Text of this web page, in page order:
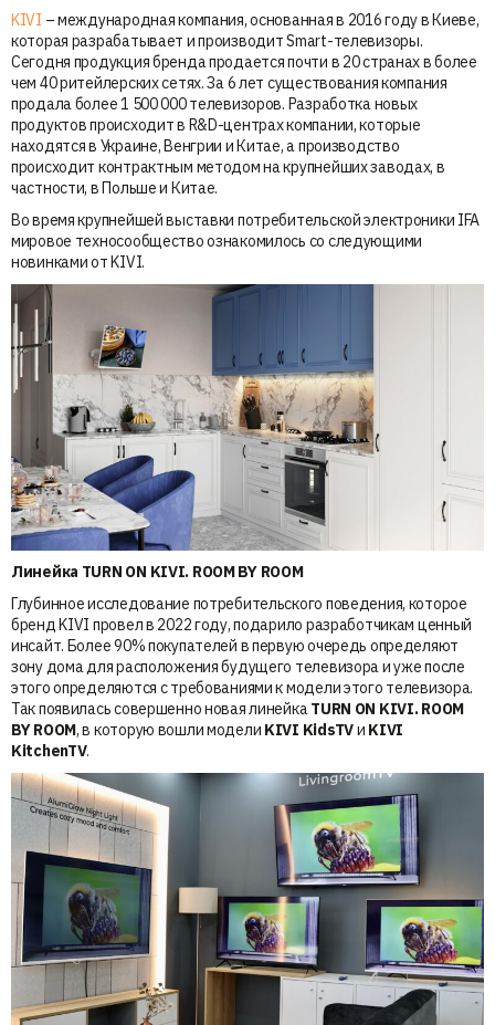
KIVI – международная компания, основанная в 2016 году в Киеве,
которая разрабатывает и производит Smart-телевизоры.
Сегодня продукция бренда продается почти в 20 странах в более
чем 40 ритейлерских сетях. За 6 лет существования компания
продала более 1 500 000 телевизоров. Разработка новых
продуктов происходит в R&D-центрах компании, которые
находятся в Украине, Венгрии и Китае, а производство
происходит контрактным методом на крупнейших заводах, в
частности, в Польше и Китае.
Во время крупнейшей выставки потребительской электроники IFA
мировое техносообщество ознакомилось со следующими
новинками от KIVI.
Линейка TURN ON KIVI. ROOM BY ROOM
Глубинное исследование потребительского поведения, которое
бренд KIVI провел в 2022 году, подарило разработчикам ценный
инсайт. Более 90% покупателей в первую очередь определяют
зону дома для расположения будущего телевизора и уже после
этого определяются с требованиями к модели этого телевизора.
Так появилась совершенно новая линейкаTURN ON KIVI. ROOM
BY ROOM, в которую вошли модели KIVI KidsTVи KIVI
KitchenTV.